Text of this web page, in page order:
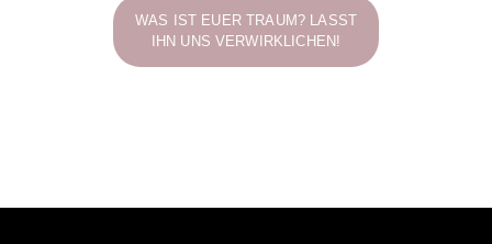
WAS IST EUER TRAUM? LASST
IHN UNS VERWIRKLICHEN!